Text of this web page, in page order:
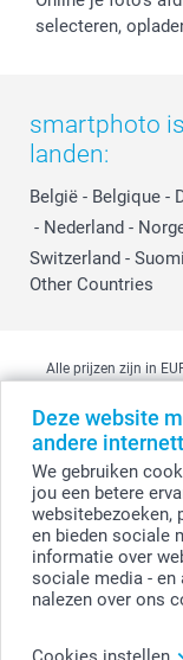
Deze website
andere
We gebruiken
jou een betere
websitebezoeken,
en bieden sociale
informatie over
sociale media - en
nalezen over ons
Personaliseer
selecteren,
smartphoto
landen:
België - Belgique -
- Nederland -
Switzerland - Suomi
Other Countries
© smartphoto
smartphoto
BTW-nummer
Bankgegevens:
Alle prijzen zijn in